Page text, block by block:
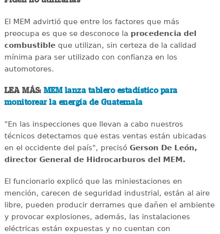
El MEM advirtió que entre los factores que más
preocupa es que se desconoce la procedencia del
combustibleque utilizan, sin certeza de la calidad
mínima para ser utilizado con confianza en los
automotores.
LEA MÁS: MEM lanza tablero estadístico para
monitorear la energía de Guatemala
"En las inspecciones que llevan a cabo nuestros
técnicos detectamos que estas ventas están ubicadas
en el occidente del país", precisó Gerson De León,
director General de Hidrocarburos del MEM.
El funcionario explicó que las miniestaciones en
mención, carecen de seguridad industrial, están al aire
libre, pueden producir derrames que dañen el ambiente
y provocar explosiones, además, las instalaciones
eléctricas están expuestas y no cuentan con